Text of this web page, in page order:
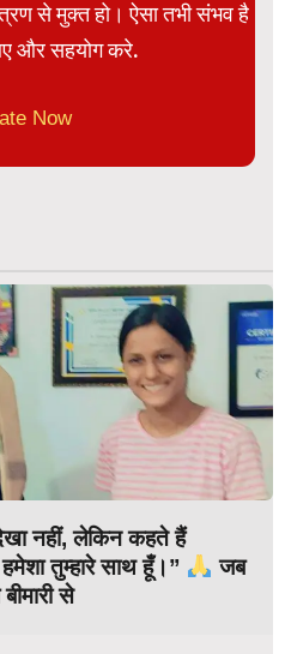
से मुक्त हो। ऐसा तभी संभव है
और सहयोग करे.
Now
नहीं, लेकिन कहते हैं
तुम्हारे साथ हूँ।”
जब
से